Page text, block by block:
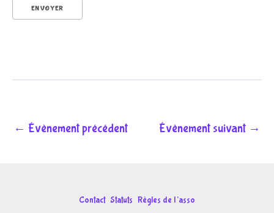
ENVOYER
← Évènement précédent Évènement suivant →
Contact Statuts Règles de l’asso